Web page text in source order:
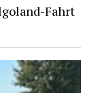
Fahrt